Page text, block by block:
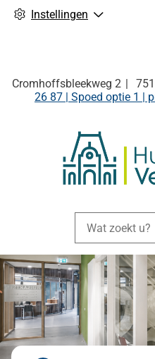
Instellingen
Cromhoffsbleekweg 2
26 87 | Spoed optie 1 |